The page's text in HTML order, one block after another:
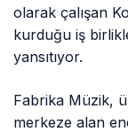
olarak çalışan
kurduğu iş
yansıtıyor.
Fabrika Müzik,
merkeze alan